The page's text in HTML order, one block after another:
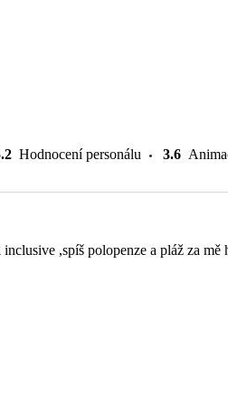
Hodnocení personálu 3.6
,spíš polopenze a pláž za